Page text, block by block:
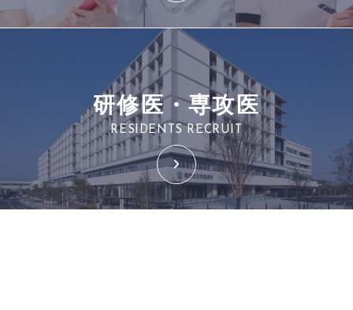
研修医・専攻医
RESIDENTS RECRUIT